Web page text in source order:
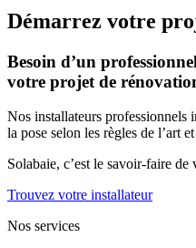
Démarrez votre
Besoin d’un
votre projet de
Nos installateurs professionnels
la pose selon les règles de l’art
Solabaie, c’est le savoir-faire
Trouvez votre installateur
Nos services